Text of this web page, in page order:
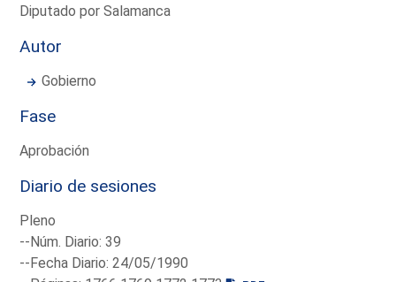
Diputado por Salamanca
Autor
Gobierno
Fase
Aprobación
Diario de sesiones
Pleno
--Núm. Diario: 39
--Fecha Diario: 24/05/1990